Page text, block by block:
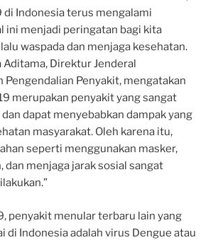
di Indonesia terus mengalami
ini menjadi peringatan bagi kita
waspada dan menjaga kesehatan.
Aditama, Direktur Jenderal
Pengendalian Penyakit, mengatakan
merupakan penyakit yang sangat
dapat menyebabkan dampak yang
masyarakat. Oleh karena itu,
seperti menggunakan masker,
dan menjaga jarak sosial sangat
penyakit menular terbaru lain yang
di Indonesia adalah virus Dengue atau